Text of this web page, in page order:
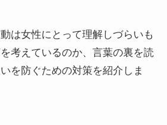
は女性にとって理解しづらいも
考えているのか、言葉の裏を読
を防ぐための対策を紹介しま